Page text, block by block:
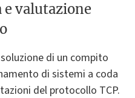
valutazione
di un compito
di sistemi a coda
del protocollo TCP.